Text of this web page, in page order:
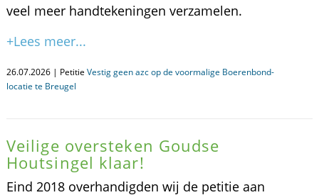
veel meer handtekeningen verzamelen.
+Lees meer...
26.07.2026 | Petitie Vestig geen azc op de voormalige Boerenbond-
locatie te Breugel
Veilige oversteken Goudse
Houtsingel klaar!
Eind 2018 overhandigden wij de petitie aan